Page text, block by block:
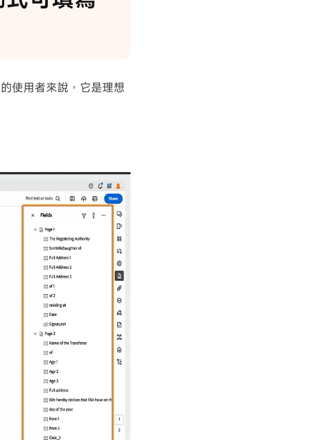
使用者來說，它是理想